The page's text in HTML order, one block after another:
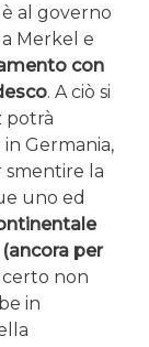
al governo
Merkel e
con
. A ciò si
potrà
Germania,
smentire la
uno ed
per
certo non
in